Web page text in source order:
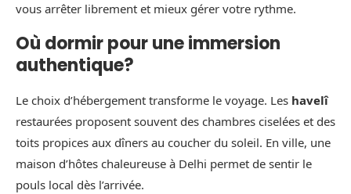
vous arrêter librement et mieux gérer votre rythme.
Où dormir pour une immersion
authentique?
Le choix d’hébergement transforme le voyage. Les havelî
restaurées proposent souvent des chambres ciselées et des
toits propices aux dîners au coucher du soleil. En ville, une
maison d’hôtes chaleureuse à Delhi permet de sentir le
pouls local dès l’arrivée.